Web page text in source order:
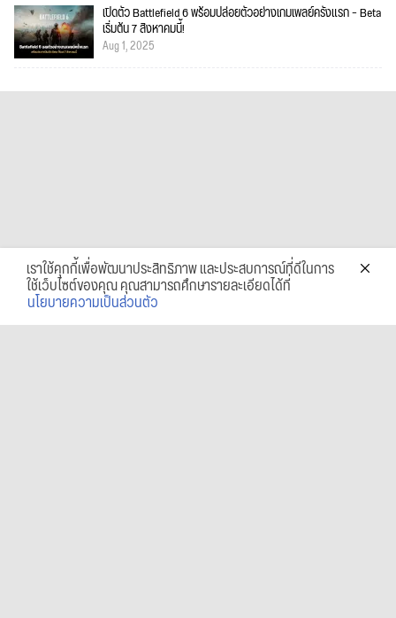
เปิดตัว Battlefield 6 พร้อมปล่อยตัวอย่างเกมเพลย์ครั้งแรก – Beta
เริ่มต้น 7 สิงหาคมนี้!
Aug 1, 2025
เราใช้คุกกี้เพื่อพัฒนาประสิทธิภาพ และประสบการณ์ที่ดีในการ
ใช้เว็บไซต์ของคุณ คุณสามารถศึกษารายละเอียดได้ที่
นโยบายความเป็นส่วนตัว